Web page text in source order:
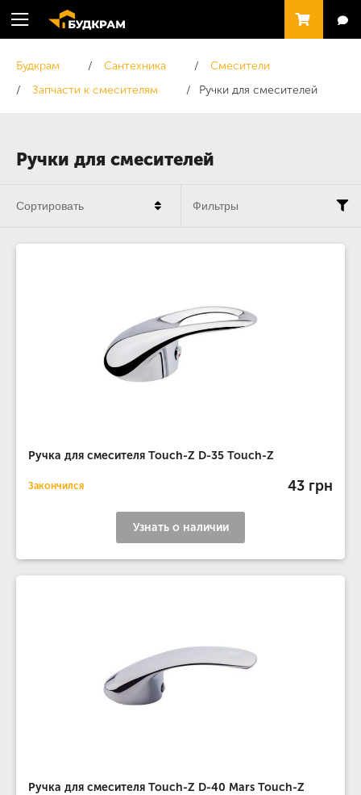
Ручки для смесителей
Будкрам Сантехника
Смесители
Запчасти к смесителям
Ручки для смесителей
Ручка для смесителя Touch-Z D-35 Touch-Z
Закончился 43 грн
Узнать о наличии
Ручка для смесителя Touch-Z D-40 Mars Touch-Z
Сортировать Фильтры